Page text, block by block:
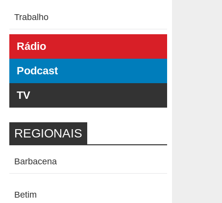
Trabalho
Rádio
Podcast
TV
REGIONAIS
Barbacena
Betim